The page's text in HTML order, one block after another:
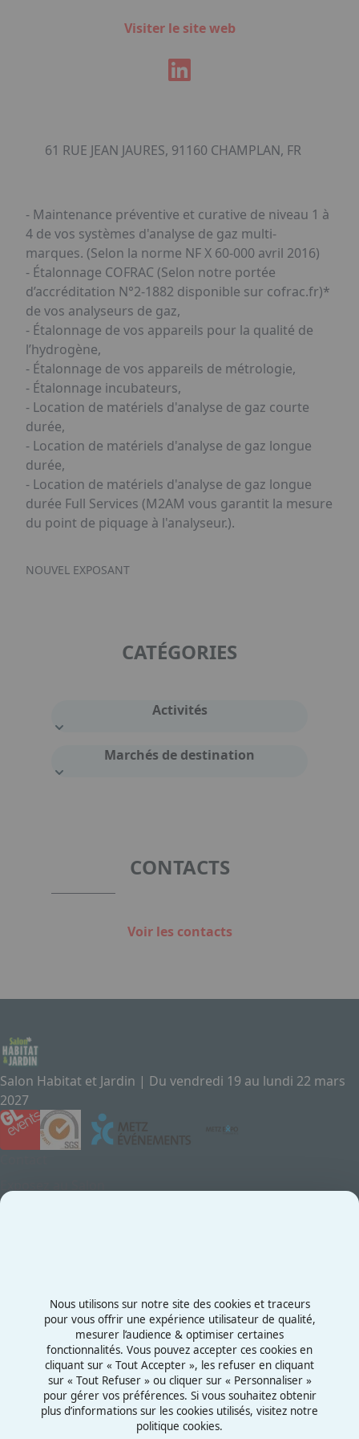
Visiter le site web
61 RUE JEAN JAURES, 91160 CHAMPLAN, FR
- Maintenance préventive et curative de niveau 1 à
4 de vos systèmes d'analyse de gaz multi-
marques. (Selon la norme NF X 60-000 avril 2016)
- Étalonnage COFRAC (Selon notre portée
d’accréditation N°2-1882 disponible sur cofrac.fr)*
de vos analyseurs de gaz,
- Étalonnage de vos appareils pour la qualité de
l’hydrogène,
- Étalonnage de vos appareils de métrologie,
- Étalonnage incubateurs,
- Location de matériels d'analyse de gaz courte
durée,
- Location de matériels d'analyse de gaz longue
durée,
- Location de matériels d'analyse de gaz longue
durée Full Services (M2AM vous garantit la mesure
du point de piquage à l'analyseur.).
NOUVEL EXPOSANT
CATÉGORIES
Activités
Marchés de destination
CONTACTS
Voir les contacts
Salon Habitat et Jardin | Du vendredi 19 au lundi 22 mars
2027
Rue de la Grange aux Bois
57070 - Metz
France
Nous utilisons sur notre site des cookies et traceurs
pour vous offrir une expérience utilisateur de qualité,
mesurer l’audience & optimiser certaines
fonctionnalités. Vous pouvez accepter ces cookies en
cliquant sur « Tout Accepter », les refuser en cliquant
sur « Tout Refuser » ou cliquer sur « Personnaliser »
pour gérer vos préférences. Si vous souhaitez obtenir
plus d’informations sur les cookies utilisés, visitez notre
politique cookies.